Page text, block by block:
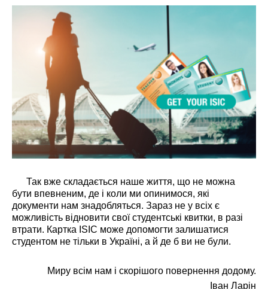
Так вже складається наше життя, що не можна
бути впевненим, де і коли ми опинимося, які
документи нам знадобляться. Зараз не у всіх є
можливість відновити свої студентські квитки, в разі
втрати. Картка ISIC може допомогти залишатися
студентом не тільки в Україні, а й де б ви не були.
Миру всім нам і скорішого повернення додому.
Іван Ларін